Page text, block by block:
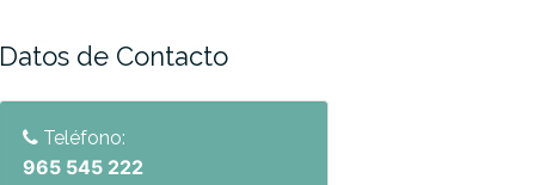
Datos de Contacto
Teléfono:
965 545 222